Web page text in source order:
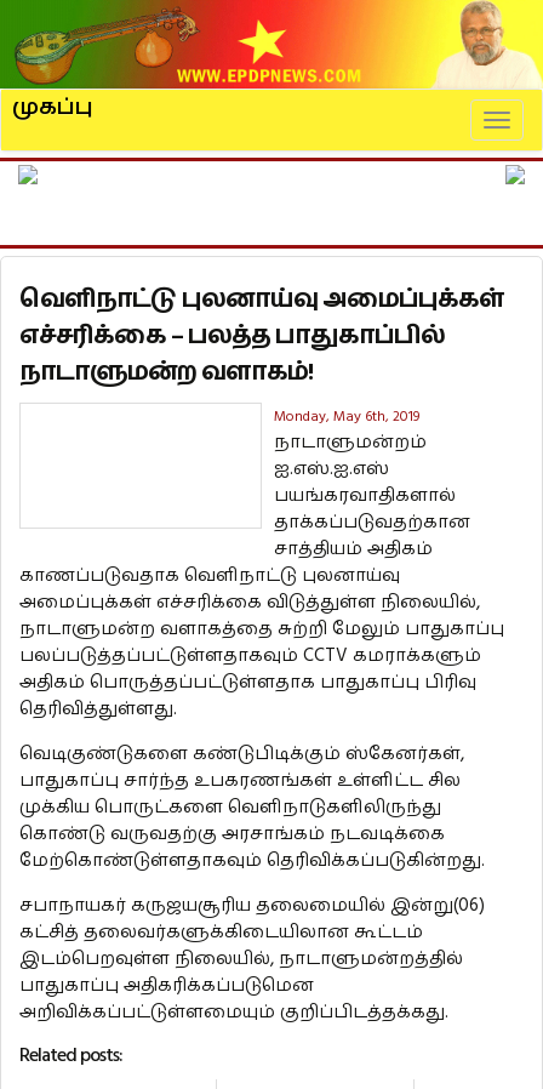
முகப்பு
வெளிநாட்டு புலனாய்வு அமைப்புக்கள்
எச்சரிக்கை – பலத்த பாதுகாப்பில்
நாடாளுமன்ற வளாகம்!
Monday, May 6th, 2019
நாடாளுமன்றம்
ஐ.எஸ்.ஐ.எஸ்
பயங்கரவாதிகளால்
தாக்கப்படுவதற்கான
சாத்தியம் அதிகம்
காணப்படுவதாக வெளிநாட்டு புலனாய்வு
அமைப்புக்கள் எச்சரிக்கை விடுத்துள்ள நிலையில்,
நாடாளுமன்ற வளாகத்தை சுற்றி மேலும் பாதுகாப்பு
பலப்படுத்தப்பட்டுள்ளதாகவும் CCTV கமராக்களும்
அதிகம் பொருத்தப்பட்டுள்ளதாக பாதுகாப்பு பிரிவு
தெரிவித்துள்ளது.
வெடிகுண்டுகளை கண்டுபிடிக்கும் ஸ்கேனர்கள்,
பாதுகாப்பு சார்ந்த உபகரணங்கள் உள்ளிட்ட சில
முக்கிய பொருட்களை வெளிநாடுகளிலிருந்து
கொண்டு வருவதற்கு அரசாங்கம் நடவடிக்கை
மேற்கொண்டுள்ளதாகவும் தெரிவிக்கப்படுகின்றது.
சபாநாயகர் கருஜயசூரிய தலைமையில் இன்று(06)
கட்சித் தலைவர்களுக்கிடையிலான கூட்டம்
இடம்பெறவுள்ள நிலையில், நாடாளுமன்றத்தில்
பாதுகாப்பு அதிகரிக்கப்படுமென
அறிவிக்கப்பட்டுள்ளமையும் குறிப்பிடத்தக்கது.
Related posts: